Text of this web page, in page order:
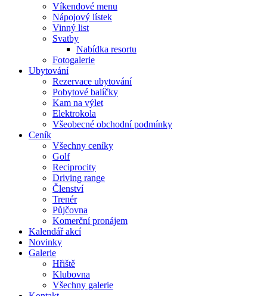
Víkendové menu
Nápojový lístek
Vinný list
Svatby
Nabídka resortu
Fotogalerie
Ubytování
Rezervace ubytování
Pobytové balíčky
Kam na výlet
Elektrokola
Všeobecné obchodní podmínky
Ceník
Všechny ceníky
Golf
Reciprocity
Driving range
Členství
Trenér
Půjčovna
Komerční pronájem
Kalendář akcí
Novinky
Galerie
Hřiště
Klubovna
Všechny galerie